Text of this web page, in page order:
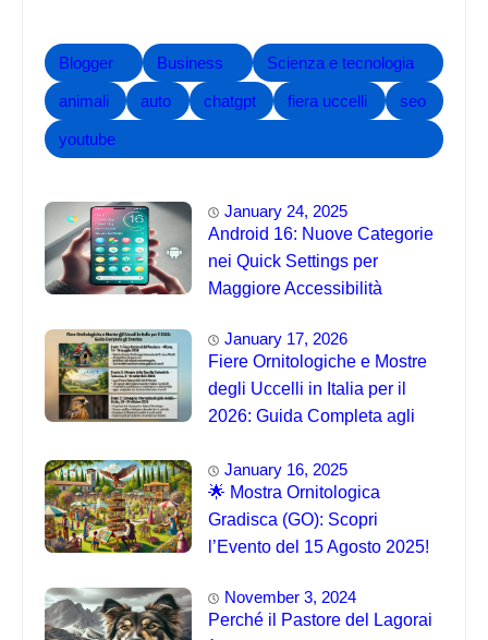
Blogger Business Scienza e tecnologia
animali auto chatgpt fiera uccelli seo
youtube
January 24, 2025
Android 16: Nuove Categorie
nei Quick Settings per
Maggiore Accessibilità
January 17, 2026
Fiere Ornitologiche e Mostre
degli Uccelli in Italia per il
2026: Guida Completa agli
January 16, 2025
🌟 Mostra Ornitologica
Gradisca (GO): Scopri
l’Evento del 15 Agosto 2025!
November 3, 2024
Perché il Pastore del Lagorai